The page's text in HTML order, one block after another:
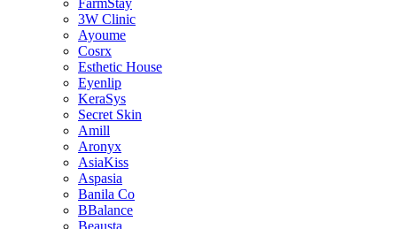
FarmStay
3W Clinic
Ayoume
Cosrx
Esthetic House
Eyenlip
KeraSys
Secret Skin
Amill
Aronyx
AsiaKiss
Aspasia
Banila Co
BBalance
Beausta